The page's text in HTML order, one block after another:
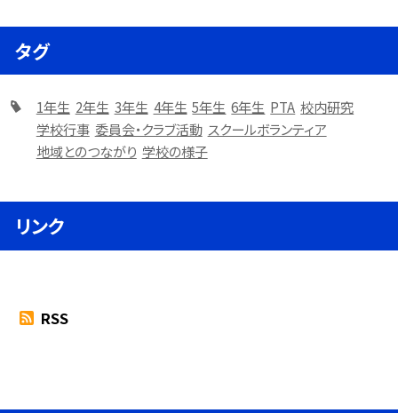
タグ
1年生 2年生 3年生 4年生 5年生 6年生 PTA 校内研究
学校行事 委員会・クラブ活動 スクールボランティア
地域とのつながり 学校の様子
リンク
RSS